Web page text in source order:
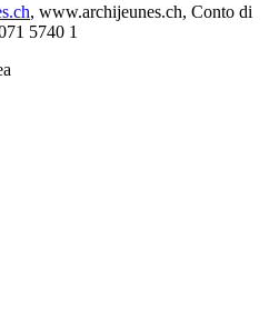
, www.archijeunes.ch, Conto di
5740 1